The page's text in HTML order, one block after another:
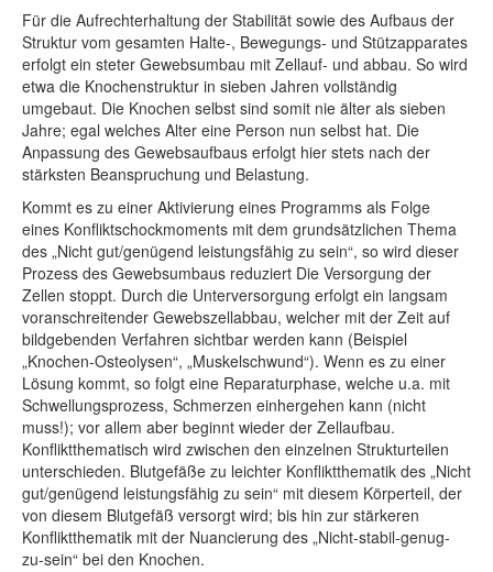
Für die Aufrechterhaltung der Stabilität sowie des Aufbaus der
Struktur vom gesamten Halte-, Bewegungs- und Stützapparates
erfolgt ein steter Gewebsumbau mit Zellauf- und abbau. So wird
etwa die Knochenstruktur in sieben Jahren vollständig
umgebaut. Die Knochen selbst sind somit nie älter als sieben
Jahre; egal welches Alter eine Person nun selbst hat. Die
Anpassung des Gewebsaufbaus erfolgt hier stets nach der
stärksten Beanspruchung und Belastung.
Kommt es zu einer Aktivierung eines Programms als Folge
eines Konfliktschockmoments mit dem grundsätzlichen Thema
des „Nicht gut/genügend leistungsfähig zu sein“, so wird dieser
Prozess des Gewebsumbaus reduziert Die Versorgung der
Zellen stoppt. Durch die Unterversorgung erfolgt ein langsam
voranschreitender Gewebszellabbau, welcher mit der Zeit auf
bildgebenden Verfahren sichtbar werden kann (Beispiel
„Knochen-Osteolysen“, „Muskelschwund“). Wenn es zu einer
Lösung kommt, so folgt eine Reparaturphase, welche u.a. mit
Schwellungsprozess, Schmerzen einhergehen kann (nicht
muss!); vor allem aber beginnt wieder der Zellaufbau.
Konfliktthematisch wird zwischen den einzelnen Strukturteilen
unterschieden. Blutgefäße zu leichter Konfliktthematik des „Nicht
gut/genügend leistungsfähig zu sein“ mit diesem Körperteil, der
von diesem Blutgefäß versorgt wird; bis hin zur stärkeren
Konfliktthematik mit der Nuancierung des „Nicht-stabil-genug-
zu-sein“ bei den Knochen.